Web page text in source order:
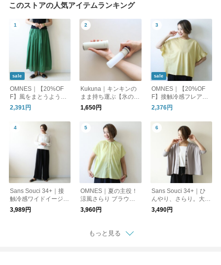
このストアの人気アイテムランキング
sale
OMNES｜【20%OF
F】風をまとうように
軽やかに。一枚で決ま
る主役ロングスカート
2,391円
Kukuna｜キンキンの
まま持ち運ぶ【氷の
う】アイスパック保冷
剤 3wayスティックボ
トル【夏小物】
1,650円
sale
OMNES｜【20%OF
F】接触冷感フレア袖
Tシャツ 二の腕さり
げカバー
2,376円
Sans Souci 34+｜接
触冷感ワイドイージー
パンツ スリット入り
3,989円
OMNES｜夏の主役！
涼風さらり ブラウス
半袖シャツ
3,960円
Sans Souci 34+｜ひ
んやり、さらり。大人
の接触冷感Vネックカ
ーディガン
3,490円
もっと見る